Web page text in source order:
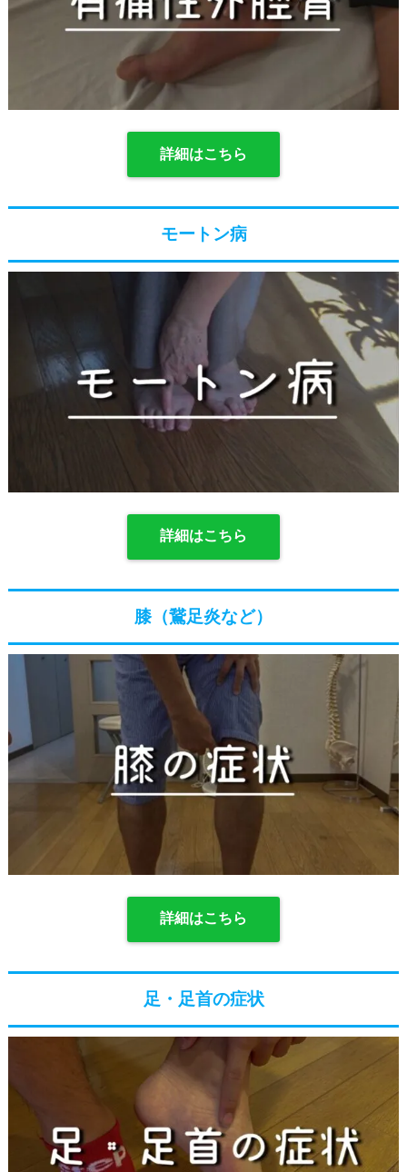
詳細はこちら
モートン病
詳細はこちら
膝（鵞足炎など）
詳細はこちら
足・足首の症状